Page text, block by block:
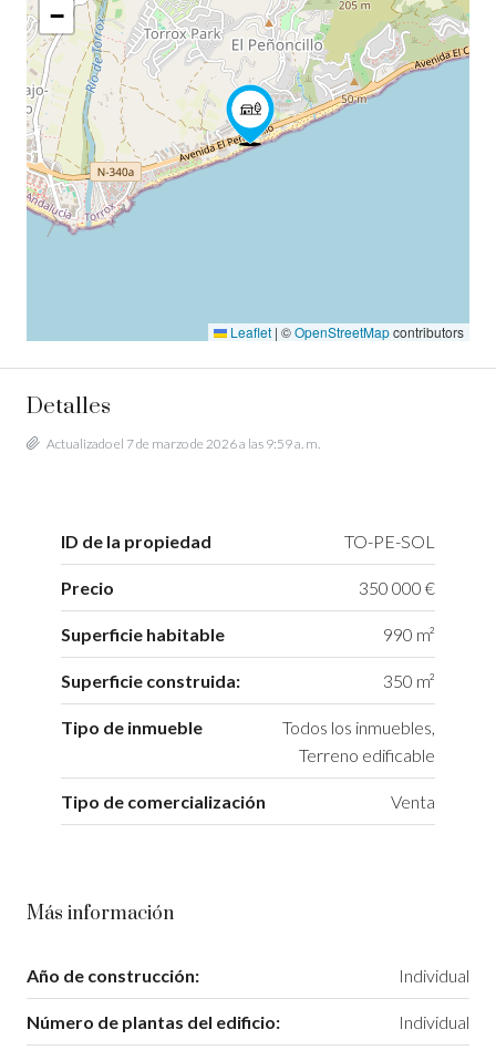
−
Leaflet | ©OpenStreetMapcontributors
Detalles
Actualizado el 7 de marzo de 2026 a las 9:59 a. m.
ID de la propiedad TO-PE-SOL
Precio 350 000 €
Superficie habitable 990 m²
Superficie construida: 350 m²
Tipo de inmueble
Todos los inmuebles,
Terreno edificable
Tipo de comercialización Venta
Más información
Año de construcción: Individual
Número de plantas del edificio: Individual